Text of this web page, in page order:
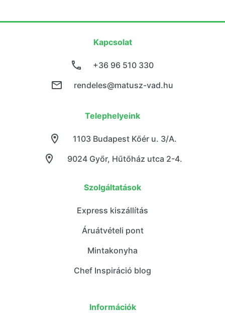
Kapcsolat
+36 96 510 330
rendeles@matusz-vad.hu
Telephelyeink
9024 Győr, Hűtőház utca 2-4.
1103 Budapest Kőér u. 3/A.
Szolgáltatások
Express kiszállítás
Áruátvételi pont
Mintakonyha
Chef Inspiráció blog
Információk